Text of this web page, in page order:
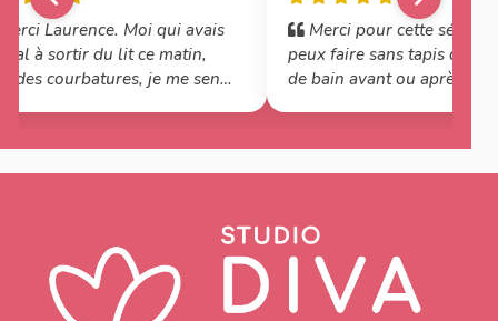
Laurence. Moi qui avais
à sortir du lit ce matin,
des courbatures, je me sens
Merci pour cette séance
peux faire sans tapis dans
de bain avant ou après ma